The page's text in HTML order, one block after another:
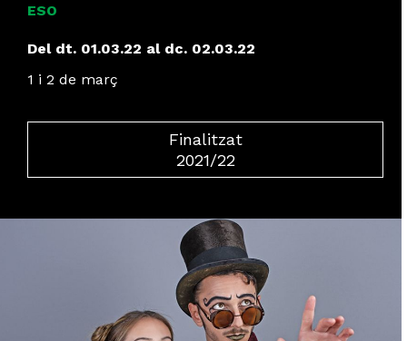
ESO
Del dt. 01.03.22 al dc. 02.03.22
1 i 2 de març
Finalitzat
2021/22